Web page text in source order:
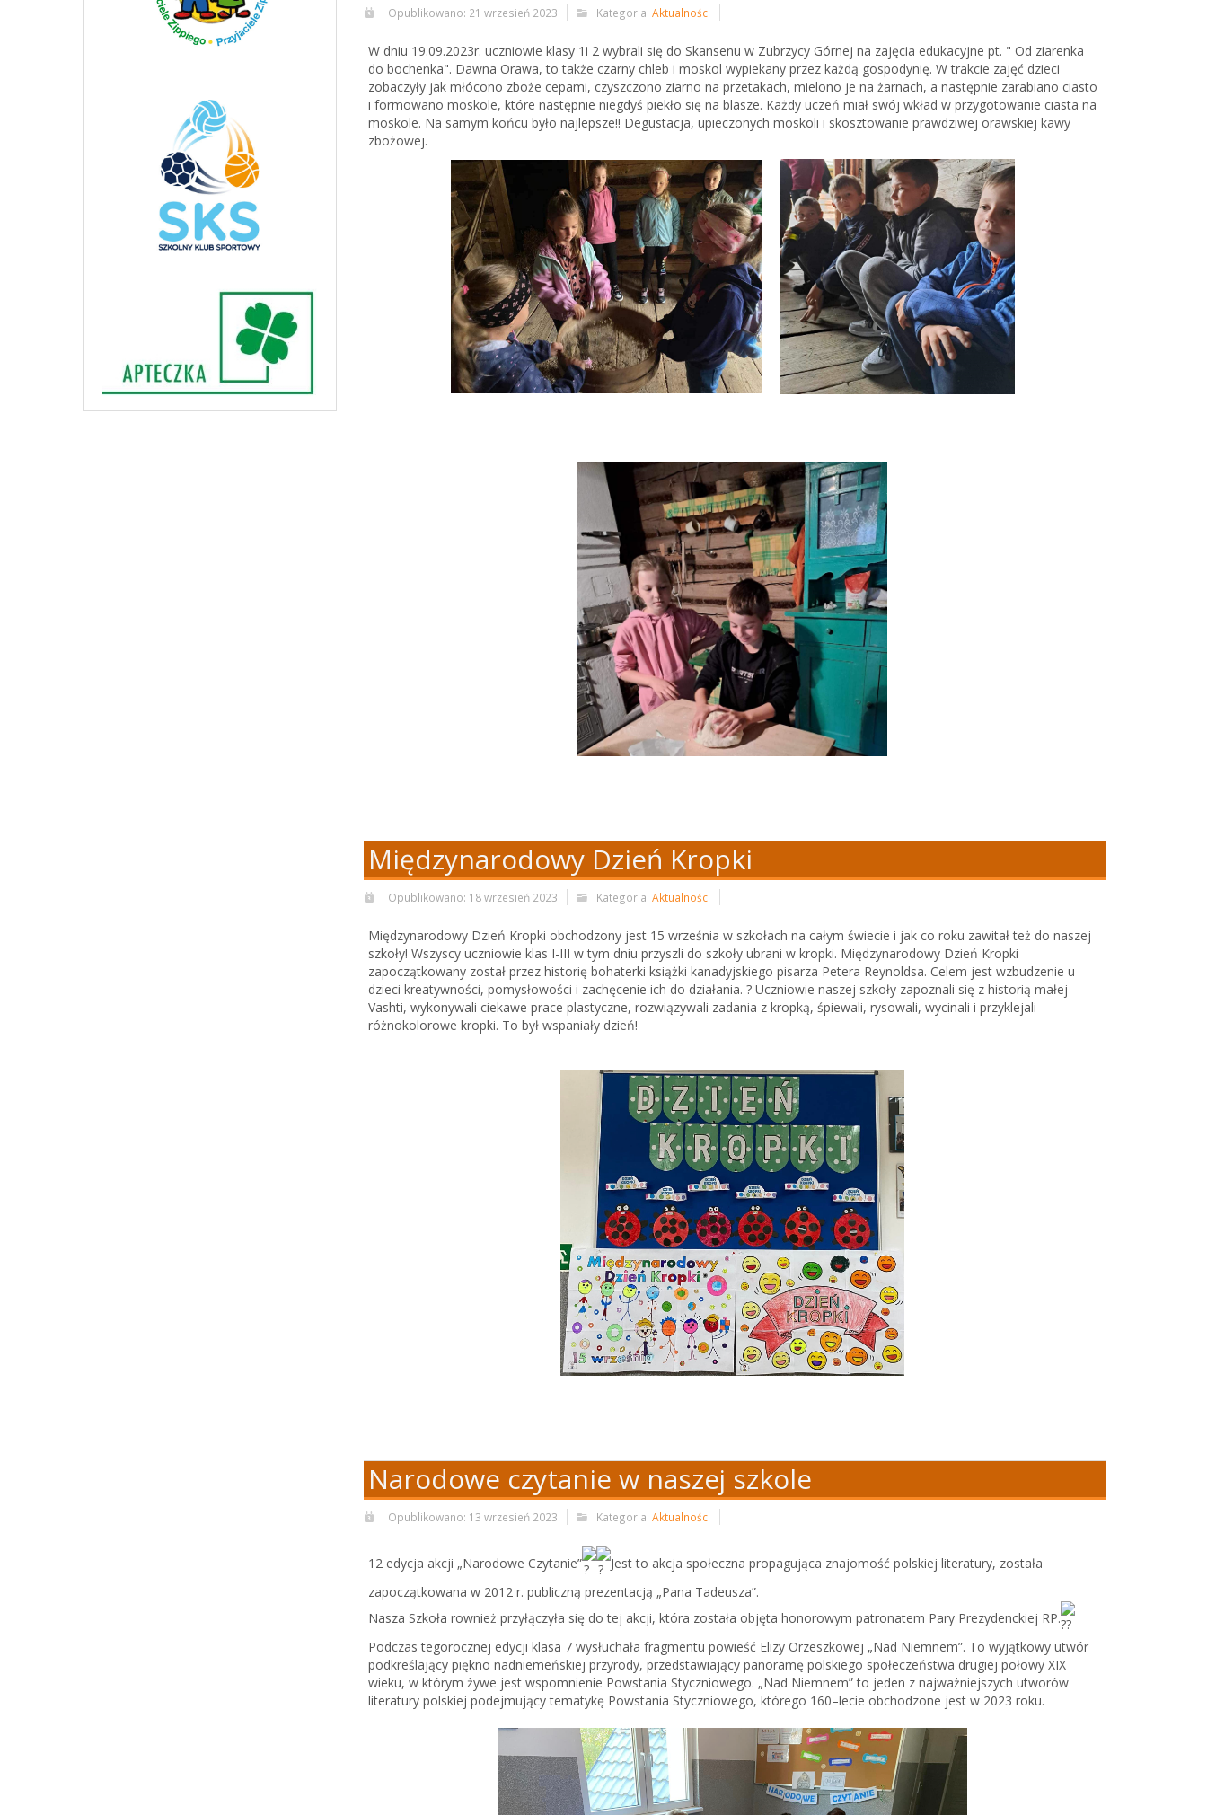
Opublikowano: 21 wrzesień 2023 Kategoria: Aktualności
W dniu 19.09.2023r. uczniowie klasy 1i 2 wybrali się do Skansenu w Zubrzycy Górnej na zajęcia edukacyjne pt. " Od ziarenka
do bochenka". Dawna Orawa, to także czarny chleb i moskol wypiekany przez każdą gospodynię. W trakcie zajęć dzieci
zobaczyły jak młócono zboże cepami, czyszczono ziarno na przetakach, mielono je na żarnach, a następnie zarabiano ciasto
i formowano moskole, które następnie niegdyś piekło się na blasze. Każdy uczeń miał swój wkład w przygotowanie ciasta na
moskole. Na samym końcu było najlepsze!! Degustacja, upieczonych moskoli i skosztowanie prawdziwej orawskiej kawy
zbożowej.
Międzynarodowy Dzień Kropki
Opublikowano: 18 wrzesień 2023 Kategoria: Aktualności
Międzynarodowy Dzień Kropki obchodzony jest 15 września w szkołach na całym świecie i jak co roku zawitał też do naszej
szkoły! Wszyscy uczniowie klas I-III w tym dniu przyszli do szkoły ubrani w kropki. Międzynarodowy Dzień Kropki
zapoczątkowany został przez historię bohaterki książki kanadyjskiego pisarza Petera Reynoldsa. Celem jest wzbudzenie u
dzieci kreatywności, pomysłowości i zachęcenie ich do działania. ? Uczniowie naszej szkoły zapoznali się z historią małej
Vashti, wykonywali ciekawe prace plastyczne, rozwiązywali zadania z kropką, śpiewali, rysowali, wycinali i przyklejali
różnokolorowe kropki. To był wspaniały dzień!
Narodowe czytanie w naszej szkole
Opublikowano: 13 wrzesień 2023 Kategoria: Aktualności
12 edycja akcji „Narodowe Czytanie”
Jest to akcja społeczna propagująca znajomość polskiej literatury, została
zapoczątkowana w 2012 r. publiczną prezentacją „Pana Tadeusza”.
Nasza Szkoła rownież przyłączyła się do tej akcji, która została objęta honorowym patronatem Pary Prezydenckiej RP.
Podczas tegorocznej edycji klasa 7 wysłuchała fragmentu powieść Elizy Orzeszkowej „Nad Niemnem”. To wyjątkowy utwór
podkreślający piękno nadniemeńskiej przyrody, przedstawiający panoramę polskiego społeczeństwa drugiej połowy XIX
wieku, w którym żywe jest wspomnienie Powstania Styczniowego. „Nad Niemnem” to jeden z najważniejszych utworów
literatury polskiej podejmujący tematykę Powstania Styczniowego, którego 160–lecie obchodzone jest w 2023 roku.